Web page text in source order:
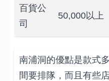
百貨公
司
50,000以上
南浦洞的優點是款式
間要排隊，而且有些